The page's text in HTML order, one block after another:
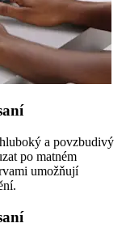
a povzbudivý
po matném
umožňují